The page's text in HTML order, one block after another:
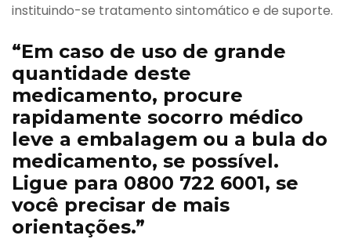
instituindo-se tratamento sintomático e de suporte.
“Em caso de uso de grande
quantidade deste
medicamento, procure
rapidamente socorro médico
leve a embalagem ou a bula do
medicamento, se possível.
Ligue para 0800 722 6001, se
você precisar de mais
orientações.”